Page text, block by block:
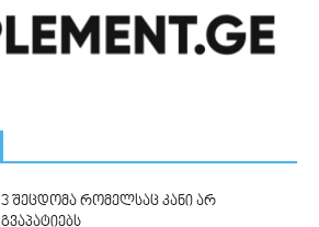
3 შეცდომა რომელსაც კანი არ
გვაპატიებს